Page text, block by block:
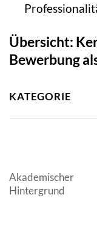
Übersicht:
Bewerbung
KATEGORIE
Akademischer
Hintergrund